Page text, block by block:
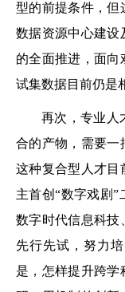
型的前提条件，但
数据资源中心建设
的全面推进，面向
试集数据目前仍是
再次，专业人
合的产物，需要一
这种复合型人才目
主首创“数字戏剧
数字时代信息科技
先行先试，努力
是，怎样提升跨学